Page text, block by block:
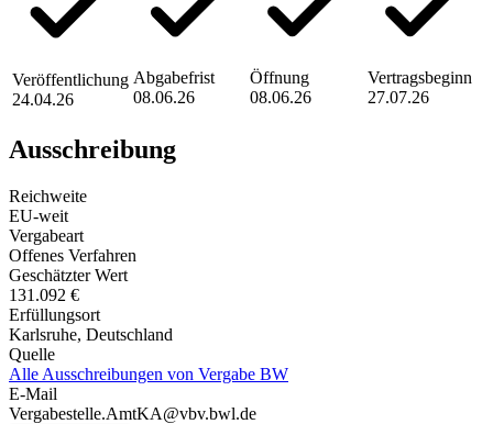
Veröffentlichung
24.04.26
Abgabefrist
08.06.26
Öffnung
08.06.26
Vertragsbeginn
27.07.26
Ausschreibung
Reichweite
EU-weit
Vergabeart
Offenes Verfahren
Geschätzter Wert
131.092 €
Erfüllungsort
Karlsruhe, Deutschland
Quelle
Alle Ausschreibungen von Vergabe BW
E-Mail
Vergabestelle.AmtKA@vbv.bwl.de